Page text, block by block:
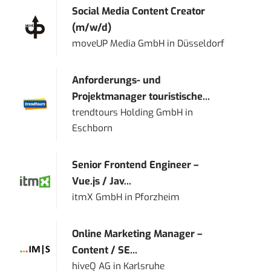
Social Media Content Creator
(m/w/d)
moveUP Media GmbH in Düsseldorf
Anforderungs- und
Projektmanager touristische...
trendtours Holding GmbH in
Eschborn
Senior Frontend Engineer –
Vue.js / Jav...
itmX GmbH in Pforzheim
Online Marketing Manager –
Content / SE...
hiveQ AG in Karlsruhe